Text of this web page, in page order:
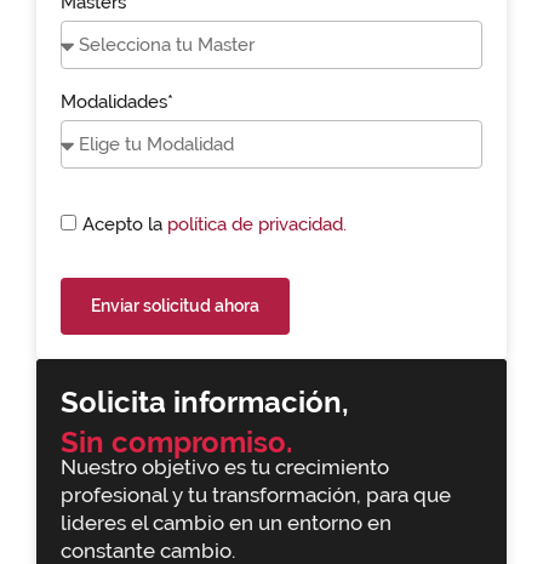
Solicita información,
Sin compromiso.
Nuestro objetivo es tu crecimiento
profesional y tu transformación, para que
lideres el cambio en un entorno en
constante cambio.
Modalidades*
Acepto la política de privacidad.
Enviar solicitud ahora